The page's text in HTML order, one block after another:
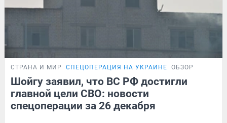
СТРАНА И МИР СПЕЦОПЕРАЦИЯ НА УКРАИНЕ ОБЗОР
Шойгу заявил, что ВС РФ достигли
главной цели СВО: новости
спецоперации за 26 декабря